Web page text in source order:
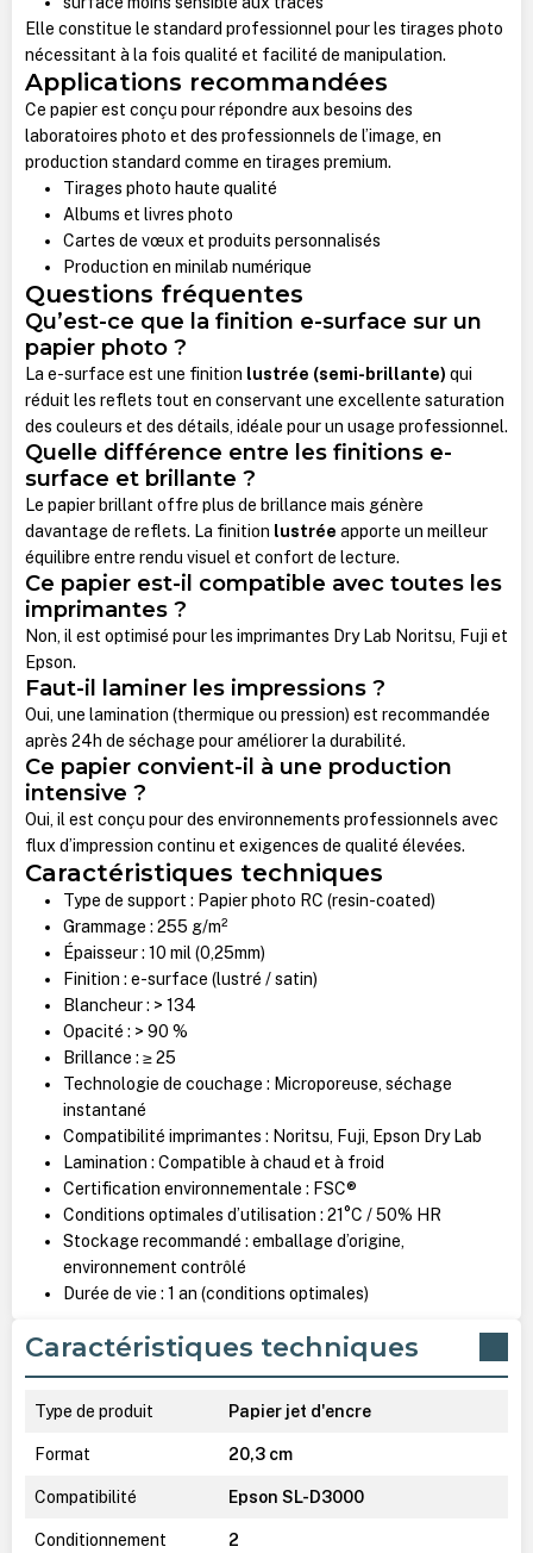
Elle constitue le standard professionnel pour les tirages photo
nécessitant à la fois qualité et facilité de manipulation.
Applications recommandées
Ce papier est conçu pour répondre aux besoins des
laboratoires photo et des professionnels de l’image, en
production standard comme en tirages premium.
Tirages photo haute qualité
Albums et livres photo
Cartes de vœux et produits personnalisés
Production en minilab numérique
Questions fréquentes
Qu’est-ce que la finition e-surface sur un
papier photo ?
La e-surface est une finition lustrée (semi-brillante) qui
réduit les reflets tout en conservant une excellente saturation
des couleurs et des détails, idéale pour un usage professionnel.
Quelle différence entre les finitions e-
surface et brillante ?
Le papier brillant offre plus de brillance mais génère
davantage de reflets. La finition lustrée apporte un meilleur
équilibre entre rendu visuel et confort de lecture.
Ce papier est-il compatible avec toutes les
imprimantes ?
Non, il est optimisé pour les imprimantes Dry Lab Noritsu, Fuji et
Epson.
Faut-il laminer les impressions ?
Oui, une lamination (thermique ou pression) est recommandée
après 24h de séchage pour améliorer la durabilité.
Ce papier convient-il à une production
intensive ?
Oui, il est conçu pour des environnements professionnels avec
flux d’impression continu et exigences de qualité élevées.
Caractéristiques techniques
Type de support : Papier photo RC (resin-coated)
Grammage : 255 g/m²
Épaisseur : 10 mil (0,25mm)
Finition : e-surface (lustré / satin)
Blancheur : > 134
Opacité : > 90 %
Brillance : ≥ 25
Technologie de couchage : Microporeuse, séchage
instantané
Compatibilité imprimantes : Noritsu, Fuji, Epson Dry Lab
Lamination : Compatible à chaud et à froid
Certification environnementale : FSC®
Conditions optimales d’utilisation : 21°C / 50% HR
Stockage recommandé : emballage d’origine,
environnement contrôlé
Durée de vie : 1 an (conditions optimales)
Caractéristiques techniques
Type de produit Papier jet d'encre
Format 20,3 cm
Compatibilité Epson SL-D3000
Conditionnement 2